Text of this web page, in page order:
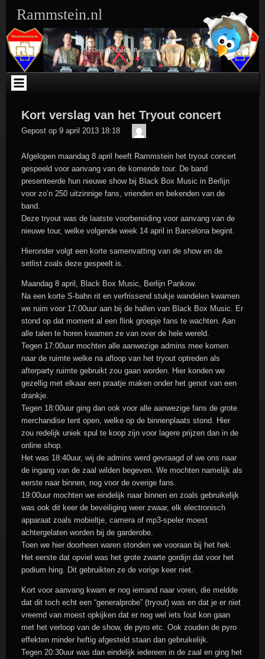
inhoud
Rammstein.nl
The Original Dutch Rammstein Fansite
Kort verslag van het Tryout concert
Gepost op 9 april 2013 18:18
Meister
Afgelopen maandag 8 april heeft Rammstein het tryout concert
gespeeld voor aanvang van de komende tour. De band
presenteerde hun nieuwe show bij Black Box Music in Berlijn
voor zo’n 250 uitzinnige fans, vrienden en bekenden van de
band.
Deze tryout was de laatste voorbereiding voor aanvang van de
nieuwe tour, welke volgende week 14 april in Barcelona begint.
Hieronder volgt een korte samenvatting van de show en de
setlist zoals deze gespeelt is.
Maandag 8 april, Black Box Music, Berlijn Pankow.
Na een korte S-bahn rit en verfrissend stukje wandelen kwamen
we ruim voor 17:00uur aan bij de hallen van Black Box Music. Er
stond op dat moment al een flink groepje fans te wachten. Aan
alle talen te horen kwamen ze van over de hele wereld.
Tegen 17:00uur mochten alle aanwezige admins mee komen
naar de ruimte welke na afloop van het tryout optreden als
afterparty ruimte gebruikt zou gaan worden. Hier konden we
gezellig met elkaar een praatje maken onder het genot van een
drankje.
Tegen 18:00uur ging dan ook voor alle aanwezige fans de grote
merchandise tent open, welke op de binnenplaats stond. Hier
zou redelijk uniek spul te koop zijn voor lagere prijzen dan in de
online shop.
Het was 18:40uur, wij de admins werd gevraagd of we ons naar
de ingang van de zaal wilden begeven. We mochten namelijk als
eerste naar binnen, nog voor de overige fans.
19:00uur mochten we eindelijk naar binnen en zoals gebruikelijk
was ook dit keer de beveiliging weer zwaar, elk electronisch
apparaat zoals mobieltje, camera of mp3-speler moest
achtergelaten worden bij de garderobe.
Toen we hier doorheen waren stonden we vooraan bij het hek.
Het eerste dat opviel was het grote zwarte gordijn dat voor het
podium hing. Dit gebruikten ze de vorige keer niet.
Kort voor aanvang kwam er nog iemand naar voren, die meldde
dat dit toch echt een “generalprobe” (tryout) was en dat je er niet
vreemd van moest opkijken dat er nog wel iets fout kon gaan
met het verloop van de show, de pyro etc. Ook zouden de pyro
effekten minder heftig afgesteld staan dan gebruikelijk.
Tegen 20:30uur was dan eindelijk iedereen in de zaal en ging het